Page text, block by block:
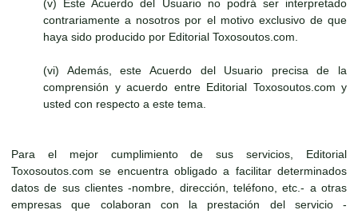
(v) Este Acuerdo del Usuario no podrá ser interpretado
contrariamente a nosotros por el motivo exclusivo de que
haya sido producido por Editorial Toxosoutos.com.
(vi) Además, este Acuerdo del Usuario precisa de la
comprensión y acuerdo entre Editorial Toxosoutos.com y
usted con respecto a este tema.
Para el mejor cumplimiento de sus servicios, Editorial
Toxosoutos.com se encuentra obligado a facilitar determinados
datos de sus clientes -nombre, dirección, teléfono, etc.- a otras
empresas que colaboran con la prestación del servicio -